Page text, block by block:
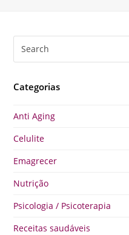
Categorias
Anti Aging
Celulite
Emagrecer
Nutrição
Psicologia / Psicoterapia
Receitas saudáveis